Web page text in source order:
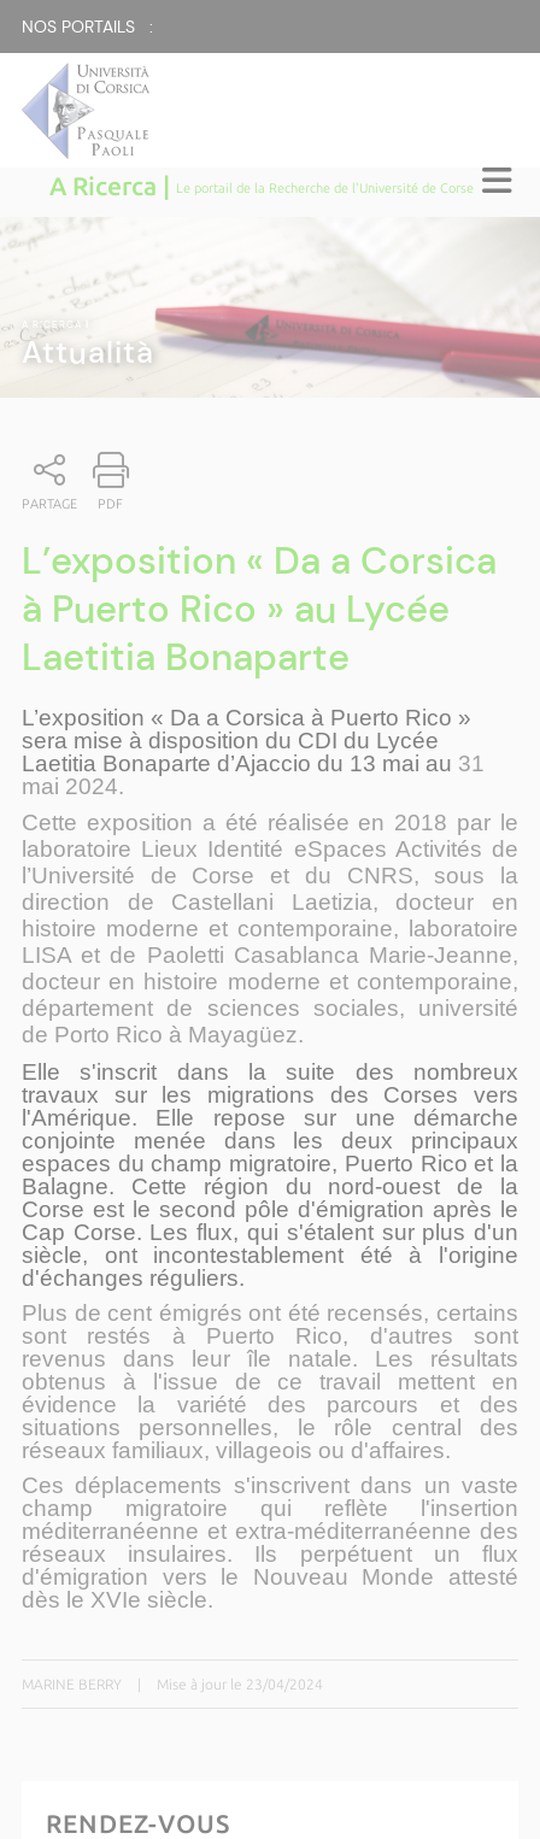
NOS PORTAILS :
A Ricerca | Le portail de la Recherche de l'Université de Corse
A RICERCA
Attualità
PARTAGE PDF
L’exposition « Da a Corsica
à Puerto Rico » au Lycée
Laetitia Bonaparte
L’exposition « Da a Corsica à Puerto Rico »
sera mise à disposition du CDI du Lycée
Laetitia Bonaparte d’Ajaccio du 13 mai au 31
mai 2024.
Cette exposition a été réalisée en 2018 par le
laboratoire Lieux Identité eSpaces Activités de
l’Université de Corse et du CNRS, sous la
direction de Castellani Laetizia, docteur en
histoire moderne et contemporaine, laboratoire
LISA et de Paoletti Casablanca Marie-Jeanne,
docteur en histoire moderne et contemporaine,
département de sciences sociales, université
de Porto Rico à Mayagüez.
Elle s'inscrit dans la suite des nombreux
travaux sur les migrations des Corses vers
l'Amérique. Elle repose sur une démarche
conjointe menée dans les deux principaux
espaces du champ migratoire, Puerto Rico et la
Balagne. Cette région du nord-ouest de la
Corse est le second pôle d'émigration après le
Cap Corse. Les flux, qui s'étalent sur plus d'un
siècle, ont incontestablement été à l'origine
d'échanges réguliers.
Plus de cent émigrés ont été recensés, certains
sont restés à Puerto Rico, d'autres sont
revenus dans leur île natale. Les résultats
obtenus à l'issue de ce travail mettent en
évidence la variété des parcours et des
situations personnelles, le rôle central des
réseaux familiaux, villageois ou d'affaires.
Ces déplacements s'inscrivent dans un vaste
champ migratoire qui reflète l'insertion
méditerranéenne et extra-méditerranéenne des
réseaux insulaires. Ils perpétuent un flux
d'émigration vers le Nouveau Monde attesté
dès le XVIe siècle.
MARINE BERRY Mise à jour le 23/04/2024
RENDEZ-VOUS